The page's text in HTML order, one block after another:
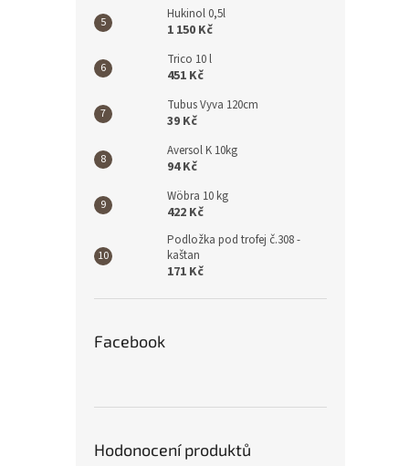
Hukinol 0,5l
1 150 Kč
Trico 10 l
451 Kč
Tubus Vyva 120cm
39 Kč
Aversol K 10kg
94 Kč
Wöbra 10 kg
422 Kč
Podložka pod trofej č.308 -
kaštan
171 Kč
Facebook
Hodonocení produktů